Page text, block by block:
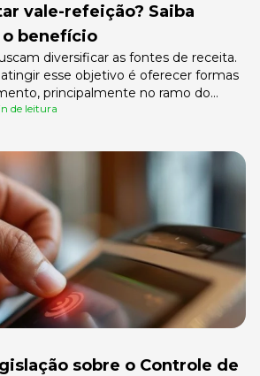
vale-refeição? Saiba
benefício
diversificar as fontes de receita.
esse objetivo é oferecer formas
principalmente no ramo do
pergunta vem à tona: MEI pode
individual, 70% de todos os CNPJs. […]
de leitura
sobre o Controle de